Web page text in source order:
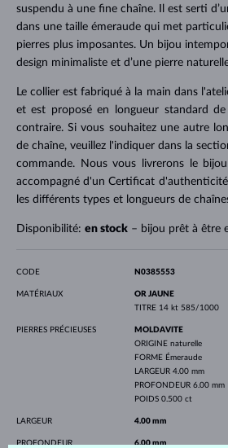
suspendu à une fine chaîne. Il est serti
dans une taille émeraude qui met
pierres plus imposantes. Un bijou
design minimaliste et d’une pierre
Le collier est fabriqué à la main dans
et est proposé en longueur standard
contraire. Si vous souhaitez une autre
de chaîne, veuillez l'indiquer dans la
commande. Nous vous livrerons le
accompagné d'un Certificat
les différents types et longueurs de
Disponibilité: en stock– bijou prêt à être
CODE N0385553
MATÉRIAUX
OR JAUNE
TITRE 14 kt 585/1000
PIERRES PRÉCIEUSES
MOLDAVITE
ORIGINE naturelle
FORME Émeraude
LARGEUR 4.00 mm
PROFONDEUR 6.00 mm
POIDS 0.500 ct
LARGEUR 4.00 mm
PROFONDEUR 6.00 mm